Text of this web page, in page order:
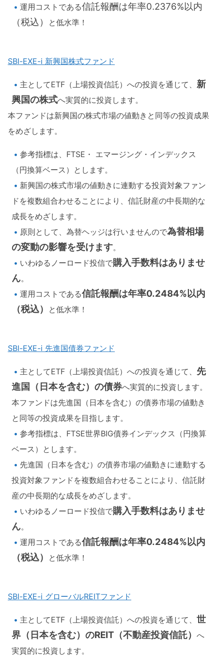
運用コストである信託報酬は年率0.2376%以内
（税込）
と低水準！
SBI-EXE-i 新興国株式ファンド
主としてETF（上場投資信託）への投資を通じて、 新
興国の株式へ実質的に投資します。
本ファンドは新興国の株式市場の値動きと同等の投資成果
をめざします。
参考指標は、FTSE・ エマージング・インデックス
（円換算ベース）とします。
新興国の株式市場の値動きに連動する投資対象ファン
ドを複数組合わせることにより、信託財産の中長期的な
成長をめざします。
原則として、為替ヘッジは行いませんので為替相場
の変動の影響を受けます。
いわゆるノーロード投信で購入手数料はありませ
ん。
運用コストである信託報酬は年率0.2484%以内
（税込）
と低水準！
SBI-EXE-i 先進国債券ファンド
主としてETF（上場投資信託）への投資を通じて、 先
進国（日本を含む）の債券へ実質的に投資します。
本ファンドは先進国（日本を含む）の債券市場の値動き
と同等の投資成果を目指します。
参考指標は、FTSE世界BIG債券インデックス（円換算
ベース）とします。
先進国（日本を含む）の債券市場の値動きに連動する
投資対象ファンドを複数組合わせることにより、信託財
産の中長期的な成長をめざします。
いわゆるノーロード投信で購入手数料はありませ
ん。
運用コストである信託報酬は年率0.2484%以内
（税込）
と低水準！
SBI-EXE-i グローバルREITファンド
主としてETF（上場投資信託）への投資を通じて、 世
界（日本を含む）のREIT（不動産投資信託） へ
実質的に投資します。